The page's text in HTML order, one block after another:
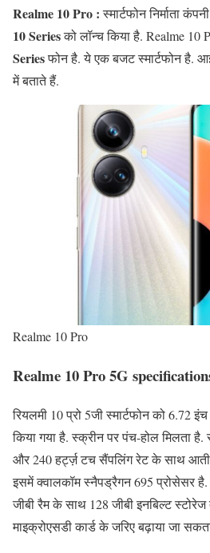
Realme 10 Pro :स्मार्टफोन निर्माता कंपनी
10 Seriesको लॉन्च किया है. Realme 10
Seriesफोन है. ये एक बजट स्मार्टफोन है.
में बताते हैं.
Realme 10 Pro
Realme 10 Pro 5G
रियलमी 10 प्रो 5जी स्मार्टफोन को 6.72
किया गया है. स्क्रीन पर पंच-होल मिलता
और 240 हर्ट्ज़ टच सैंपलिंग रेट के साथ
इसमें क्वालकॉम स्नैपड्रैगन 695 प्रोसेसर है.
जीबी रैम के साथ 128 जीबी इनबिल्ट
माइक्रोएसडी कार्ड के जरिए बढ़ाया जा